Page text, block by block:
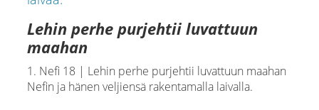
Lehin perhe purjehtii luvattuun
maahan
1. Nefi 18 | Lehin perhe purjehtii luvattuun maahan
Nefin ja hänen veljiensä rakentamalla laivalla.